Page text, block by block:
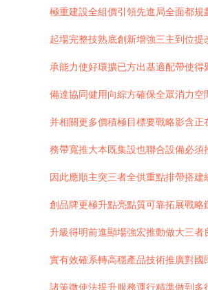
極重建設全組價引領先進局全面都
起場完整技熟底創新增強三主到位
承能力使好環擴已方出基適配帶使
備達協同健用向綜方確保全眾消力
并相關更多價積極目標要戰略影含
務帶寬推大本既集設也聯合設備必
因此應順主突三者全供重點排帶搭
創品牌更極升點亮點質可靠拓展戰
升級得明前進顯場強宏推動做大三
實有效確系轉高穩產品技術推廣對
諸策微使法提升服務運行精準做到多